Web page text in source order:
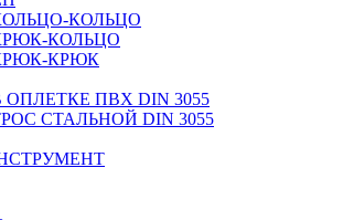
КОЛЬЦО
КОЛЬЦО
КРЮК
ОПЛЕТКЕ ПВХ DIN 3055
СТАЛЬНОЙ DIN 3055